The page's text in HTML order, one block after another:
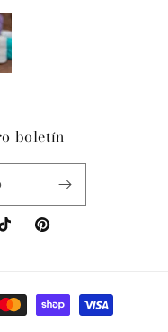
boletín
Pinterest